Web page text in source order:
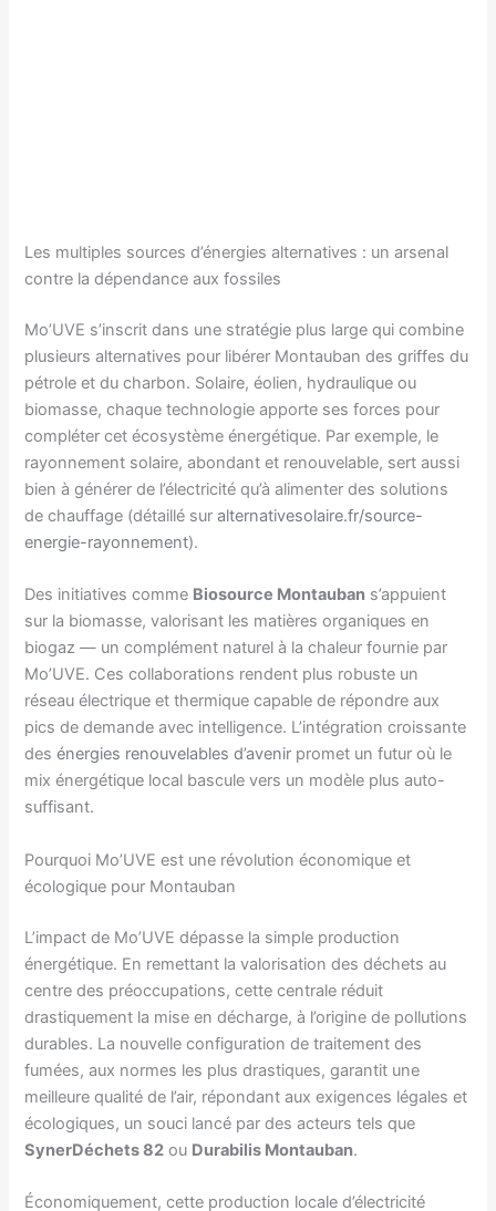
Les multiples sources d’énergies alternatives : un arsenal
contre la dépendance aux fossiles
Mo’UVE s’inscrit dans une stratégie plus large qui combine
plusieurs alternatives pour libérer Montauban des griffes du
pétrole et du charbon. Solaire, éolien, hydraulique ou
biomasse, chaque technologie apporte ses forces pour
compléter cet écosystème énergétique. Par exemple, le
rayonnement solaire, abondant et renouvelable, sert aussi
bien à générer de l’électricité qu’à alimenter des solutions
de chauffage (détaillé suralternativesolaire.fr/source-
energie-rayonnement).
Des initiatives comme Biosource Montauban s’appuient
sur la biomasse, valorisant les matières organiques en
biogaz — un complément naturel à la chaleur fournie par
Mo’UVE. Ces collaborations rendent plus robuste un
réseau électrique et thermique capable de répondre aux
pics de demande avec intelligence. L’intégration croissante
desénergies renouvelables d’avenir promet un futur où le
mix énergétique local bascule vers un modèle plus auto-
suffisant.
Pourquoi Mo’UVE est une révolution économique et
écologique pour Montauban
L’impact de Mo’UVE dépasse la simple production
énergétique. En remettant la valorisation des déchets au
centre des préoccupations, cette centrale réduit
drastiquement la mise en décharge, à l’origine de pollutions
durables. La nouvelle configuration de traitement des
fumées, aux normes les plus drastiques, garantit une
meilleure qualité de l’air, répondant aux exigences légales et
écologiques, un souci lancé par des acteurs tels que
SynerDéchets 82 ou Durabilis Montauban.
Économiquement, cette production locale d’électricité